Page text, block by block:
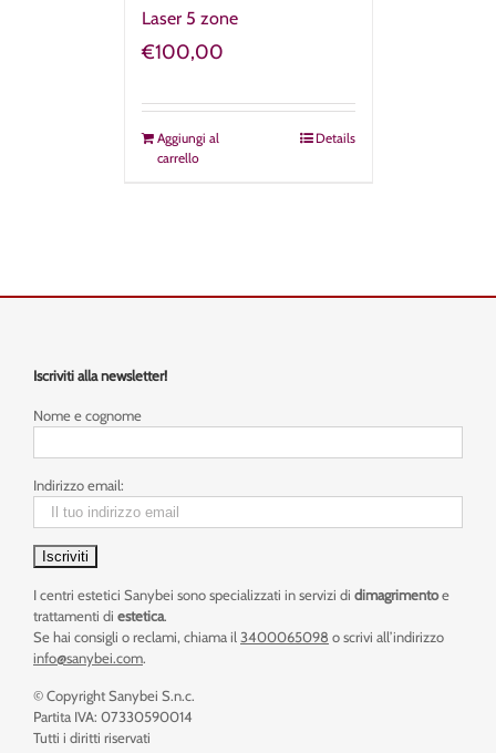
Laser 5 zone
€100,00
Aggiungi al
carrello
Details
Iscriviti alla newsletter!
Nome e cognome
Indirizzo email:
I centri estetici Sanybei sono specializzati in servizi di dimagrimentoe
trattamenti di estetica.
Se hai consigli o reclami, chiama il3400065098 o scrivi all’indirizzo
info@sanybei.com.
© Copyright Sanybei S.n.c.
Partita IVA: 07330590014
Tutti i diritti riservati